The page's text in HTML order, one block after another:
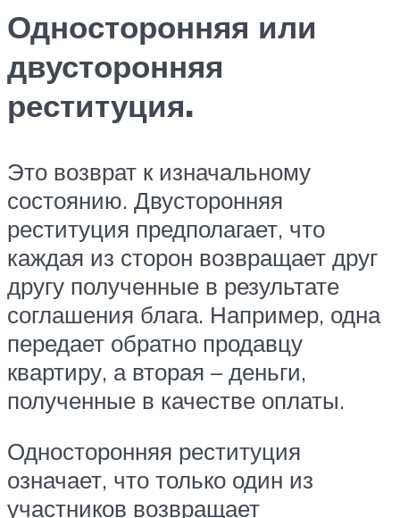
Односторонняя или
двусторонняя
реституция.
Это возврат к изначальному
состоянию. Двусторонняя
реституция предполагает, что
каждая из сторон возвращает друг
другу полученные в результате
соглашения блага. Например, одна
передает обратно продавцу
квартиру, а вторая – деньги,
полученные в качестве оплаты.
Односторонняя реституция
означает, что только один из
участников возвращает